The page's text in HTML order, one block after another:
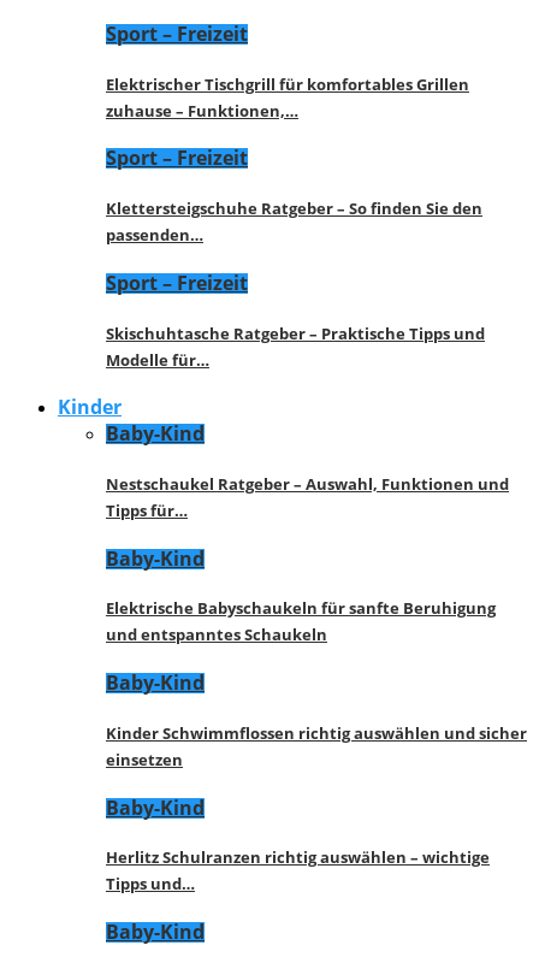
Sport – Freizeit
Elektrischer Tischgrill für komfortables Grillen
zuhause – Funktionen,…
Sport – Freizeit
Klettersteigschuhe Ratgeber – So finden Sie den
passenden…
Sport – Freizeit
Skischuhtasche Ratgeber – Praktische Tipps und
Modelle für…
Kinder
Baby-Kind
Nestschaukel Ratgeber – Auswahl, Funktionen und
Tipps für…
Baby-Kind
Elektrische Babyschaukeln für sanfte Beruhigung
und entspanntes Schaukeln
Baby-Kind
Kinder Schwimmflossen richtig auswählen und sicher
einsetzen
Baby-Kind
Herlitz Schulranzen richtig auswählen – wichtige
Tipps und…
Baby-Kind